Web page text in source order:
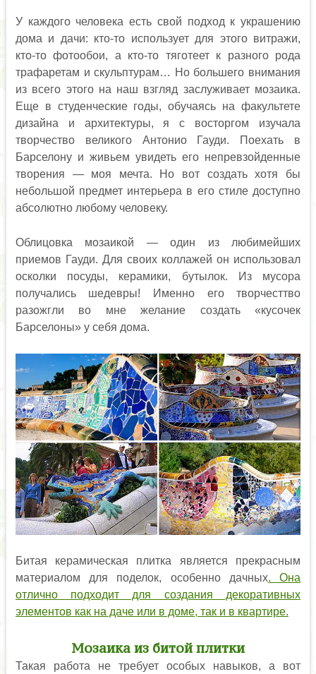
У каждого человека есть свой подход к украшению
дома и дачи: кто-то использует для этого витражи,
кто-то фотообои, а кто-то тяготеет к разного рода
трафаретам и скульптурам… Но большего внимания
из всего этого на наш взгляд заслуживает мозаика.
Еще в студенческие годы, обучаясь на факультете
дизайна и архитектуры, я с восторгом изучала
творчество великого Антонио Гауди. Поехать в
Барселону и живьем увидеть его непревзойденные
творения — моя мечта. Но вот создать хотя бы
небольшой предмет интерьера в его стиле доступно
абсолютно любому человеку.
Облицовка мозаикой — один из любимейших
приемов Гауди. Для своих коллажей он использовал
осколки посуды, керамики, бутылок. Из мусора
получались шедевры! Именно его творчесттво
разожгли во мне желание создать «кусочек
Барселоны» у себя дома.
Битая керамическая плитка является прекрасным
материалом для поделок, особенно дачных. Она
отлично подходит для создания декоративных
элементов как на даче или в доме, так и в квартире.
Мозаика из битой плитки
Такая работа не требует особых навыков, а вот